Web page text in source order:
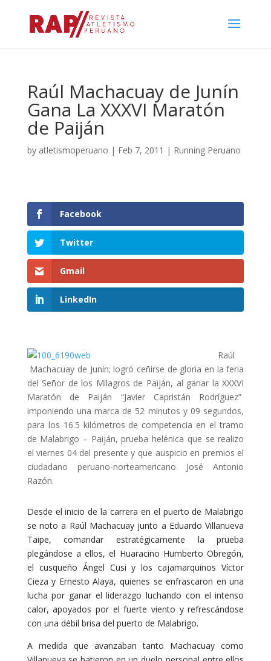
Raúl Machacuay de Junín
Gana La XXXVI Maratón
de Paiján
by atletismoperuano | Feb 7, 2011 | Running Peruano
Facebook
Twitter
Gmail
LinkedIn
Raúl
Machacuay de Junín; logró ceñirse de gloria en la feria
del Señor de los Milagros de Paiján, al ganar la XXXVI
Maratón de Paiján “Javier Capristán Rodríguez”
imponiendo una marca de 52 minutos y 09 segundos,
para los 16.5 kilómetros de competencia en el tramo
de Malabrigo – Paiján, prueba helénica que se realizo
el viernes 04 del presente y que auspicio en premios el
ciudadano peruano-norteamericano José Antonio
Razón.
Desde el inicio de la carrera en el puerto de Malabrigo
se noto a Raúl Machacuay junto a Eduardo Villanueva
Taipe, comandar estratégicamente la prueba
plegándose a ellos, el Huaracino Humberto Obregón,
el cusqueño Ángel Cusi y los cajamarquinos Víctor
Cieza y Ernesto Alaya, quienes se enfrascaron en una
lucha por ganar el liderazgo luchando con el intenso
calor, apoyados por el fuerte viento y refrescándose
con una débil brisa del puerto de Malabrigo.
A medida que avanzaban tanto Machacuay como